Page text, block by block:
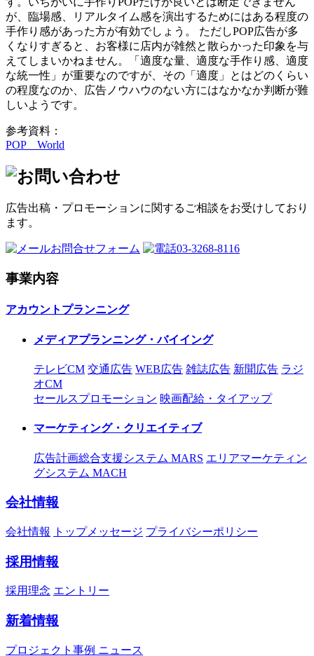
が、臨場感、リアルタイム感を演出するためにはある程度の
手作り感があった方が有効でしょう。 ただしPOP広告が多
くなりすぎると、お客様に店内が雑然と散らかった印象を与
えてしまいかねません。「適度な量、適度な手作り感、適度
な統一性」が重要なのですが、その「適度」とはどのくらい
の程度なのか、広告ノウハウのない方にはなかなか判断が難
しいようです。
参考資料：
POP World
広告出稿・プロモーションに関するご相談をお受けしており
ます。
お問合せフォーム 03-3268-8116
事業内容
アカウントプランニング
メディアプランニング・バイイング
テレビCM 交通広告 WEB広告 雑誌広告 新聞広告 ラジ
オCM
セールスプロモーション 映画配給・タイアップ
マーケティング・クリエイティブ
広告計画総合支援システム MARS エリアマーケティン
グシステム MACH
会社情報
会社情報 トップメッセージ プライバシーポリシー
採用情報
採用理念 エントリー
新着情報
プロジェクト事例 ニュース